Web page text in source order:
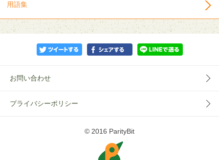
用語集
お問い合わせ
プライバシーポリシー
© 2016 ParityBit